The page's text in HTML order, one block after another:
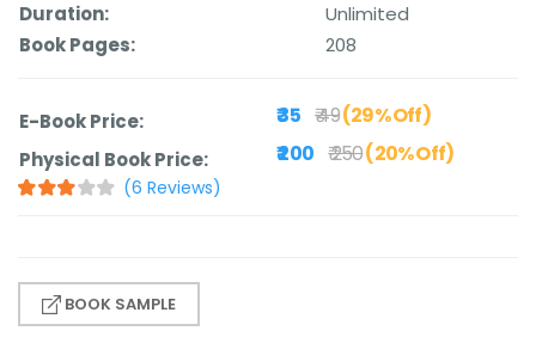
Duration:
Unlimited
Book Pages:
208
E-Book Price: ₹ 35 ₹ 49(29% Off)
Physical Book Price: ₹ 200 ₹ 250(20% Off)
(6 Reviews)
BOOK SAMPLE